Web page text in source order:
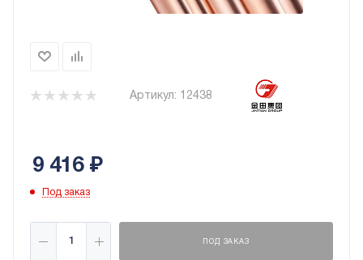
Артикул: 12438
9 416₽
Под заказ
ПОД ЗАКАЗ